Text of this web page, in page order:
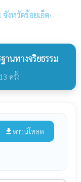
งหวัดร้อยเอ็ด›
านทางจริยธรรม
ครั้ง
file_download ดาวน์โหลด